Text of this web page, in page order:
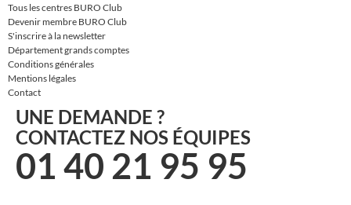
Tous les centres BURO Club
Devenir membre BURO Club
S'inscrire à la newsletter
Département grands comptes
Conditions générales
Mentions légales
Contact
UNE DEMANDE ?
CONTACTEZ NOS ÉQUIPES
01 40 21 95 95